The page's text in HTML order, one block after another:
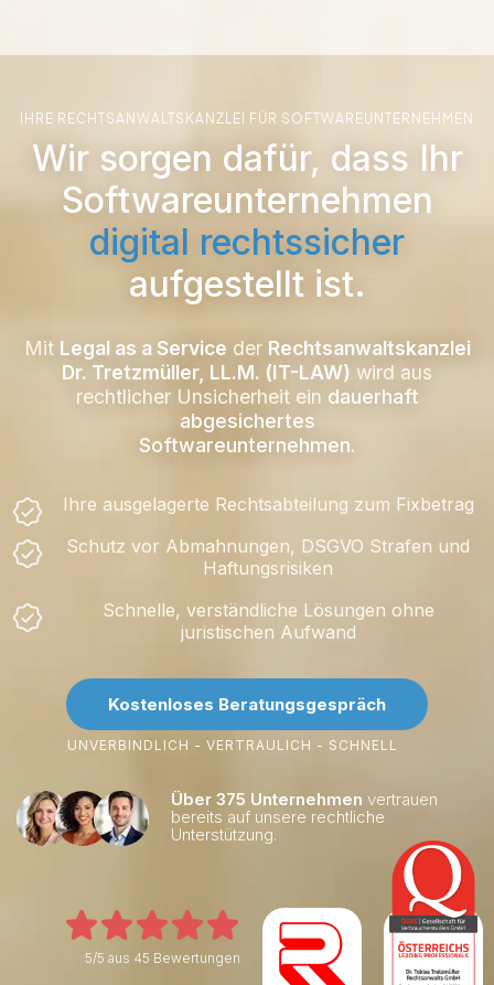
IHRE RECHTSANWALTSKANZLEI FÜR SOFTWAREUNTERNEHMEN
Wir sorgen dafür, dass Ihr
Softwareunternehmen
digital rechtssicher
aufgestellt ist.
Mit Legal as a Service der Rechtsanwaltskanzlei
Dr. Tretzmüller, LL.M. (IT-LAW) wird aus
rechtlicher Unsicherheit ein dauerhaft
abgesichertes
Softwareunternehmen.
Ihre ausgelagerte Rechtsabteilung zum Fixbetrag
Schutz vor Abmahnungen, DSGVO Strafen und
Haftungsrisiken
Schnelle, verständliche Lösungen ohne
juristischen Aufwand
Kostenloses Beratungsgespräch
UNVERBINDLICH - VERTRAULICH - SCHNELL
Über 375 Unternehmen vertrauen
bereits auf unsere rechtliche
Unterstützung.
5/5 aus 45 Bewertungen